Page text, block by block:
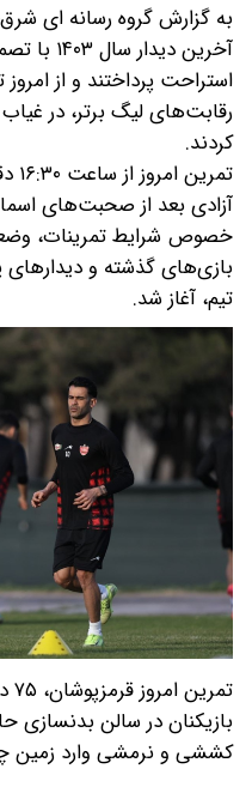
به گزارش گروه رسانه ای
آخرین
استراحت پرداختند و از امروز
رقابت‌های لیگ برتر، در
کردند.
آزادی بعد از صحبت‌های
خصوص شرایط تمرینات،
بازی‌های گذشته و
تیم، آغاز شد.
بازیکنان در سالن بدنسازی
کششی و نرمشی وارد زمین